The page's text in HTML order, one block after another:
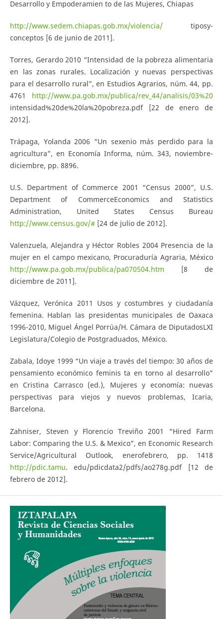
Desarrollo y Empoderamien­ to de las Mujeres, Chiapas
http://www.sedem.chiapas.gob.mx/violencia/tipos­y­
conceptos [6 de junio de 2011].
Torres, Gerardo 2010 “Intensidad de la pobreza alimentaria
en las zonas rurales. Localización y nuevas perspectivas
para el desarrollo rural”, en Estudios Agrarios, núm. 44, pp.
47­61 http://www.pa.gob.mx/publica/rev_44/analisis/03%20
intensidad%20de%20la%20pobreza.pdf [22 de enero de
2012].
Trápaga, Yolanda 2006 “Un sexenio más perdido para la
agricultura”, en Economía Informa, núm. 343, noviembre­
diciembre, pp. 88­96.
U.S. Department of Commerce 2001 “Census 2000”, U.S.
Department of Commerce­Economics and Statistics
Administration, United States Census Bureau
http://www.census.gov/#[24 de julio de 2012].
Valenzuela, Alejandra y Héctor Robles 2004 Presencia de la
mujer en el campo mexicano, Procuraduría Agraria, México
http://www.pa.gob.mx/publica/pa070504.htm [8 de
diciembre de 2011].
Vázquez, Verónica 2011 Usos y costumbres y ciudadanía
femenina. Hablan las presidentas municipales de Oaxaca
1996-2010, Miguel Ángel Porrúa/H. Cámara de Diputados­LXI
Legislatura/Colegio de Postgraduados, México.
Zabala, Idoye 1999 “Un viaje a través del tiempo: 30 años de
pensamiento económico feminis­ ta en torno al desarrollo”
en Cristina Carrasco (ed.), Mujeres y economía: nuevas
perspectivas para viejos y nuevos problemas, Icaria,
Barcelona.
Zahniser, Steven y Florencio Treviño 2001 “Hired Farm
Labor: Comparing the U.S. & Mexico”, en Economic Research
Service/Agricultural Outlook, enero­febrero, pp. 14­18
http://pdic.tamu. edu/pdicdata2/pdfs/ao278g.pdf [12 de
febrero de 2012].